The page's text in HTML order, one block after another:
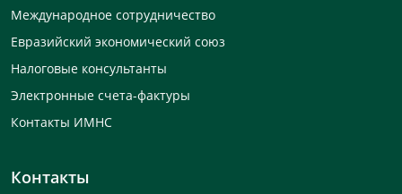
Международное сотрудничество
Евразийский экономический союз
Налоговые консультанты
Электронные счета-фактуры
Контакты ИМНС
Контакты